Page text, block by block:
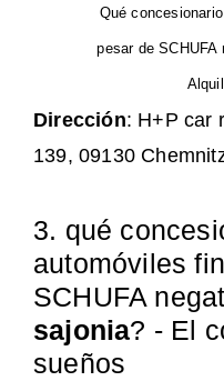
Qué
pesar de SCHUFA
Dirección: H+P car
139, 09130
3. qué
automóviles
SCHUFA
sajonia? - El
sueños